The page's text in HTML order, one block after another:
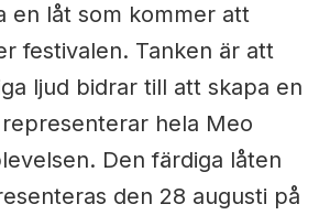
en låt som kommer att
festivalen. Tanken är att
ljud bidrar till att skapa en
hela Meo
Den färdiga låten
den 28 augusti på